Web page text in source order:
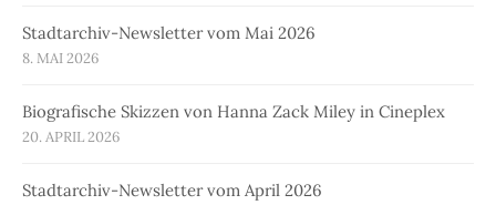
Stadtarchiv-Newsletter vom Mai 2026
8. MAI 2026
Biografische Skizzen von Hanna Zack Miley in Cineplex
20. APRIL 2026
Stadtarchiv-Newsletter vom April 2026